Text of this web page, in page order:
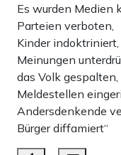
Es wurden Medien
Parteien verboten,
Kinder indoktriniert,
Meinungen
das Volk gespalten,
Meldestellen
Andersdenkende
Bürger diffamiert“